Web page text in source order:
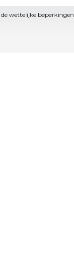
de wettelijke beperkingen